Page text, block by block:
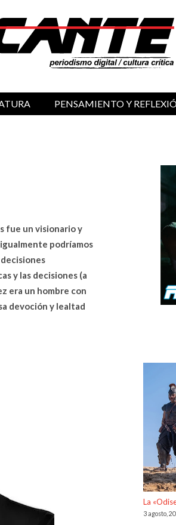
PENSAMIENTO Y
fue un visionario y
podríamos
y las decisiones (a
era un hombre con
devoción y lealtad
La
3 agosto,